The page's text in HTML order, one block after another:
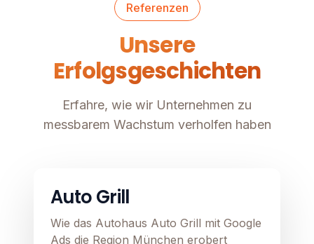
Referenzen
Unsere
Erfolgsgeschichten
Erfahre, wie wir Unternehmen zu
messbarem Wachstum verholfen haben
Auto Grill
Wie das Autohaus Auto Grill mit Google
Ads die Region München erobert